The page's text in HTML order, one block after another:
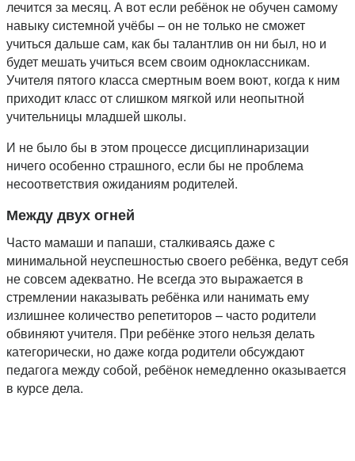
лечится за месяц. А вот если ребёнок не обучен самому
навыку системной учёбы – он не только не сможет
учиться дальше сам, как бы талантлив он ни был, но и
будет мешать учиться всем своим одноклассникам.
Учителя пятого класса смертным воем воют, когда к ним
приходит класс от слишком мягкой или неопытной
учительницы младшей школы.
И не было бы в этом процессе дисциплинаризации
ничего особенно страшного, если бы не проблема
несоответствия ожиданиям родителей.
Между двух огней
Часто мамаши и папаши, сталкиваясь даже с
минимальной неуспешностью своего ребёнка, ведут себя
не совсем адекватно. Не всегда это выражается в
стремлении наказывать ребёнка или нанимать ему
излишнее количество репетиторов – часто родители
обвиняют учителя. При ребёнке этого нельзя делать
категорически, но даже когда родители обсуждают
педагога между собой, ребёнок немедленно оказывается
в курсе дела.